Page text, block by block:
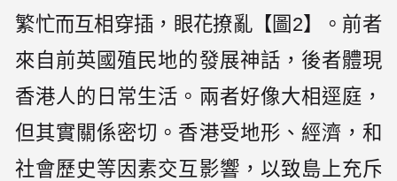
繁忙而互相穿插，眼花撩亂【圖2】。前者
來自前英國殖民地的發展神話，後者體現
香港人的日常生活。兩者好像大相逕庭，
但其實關係密切。香港受地形、經濟，和
社會歷史等因素交互影響，以致島上充斥